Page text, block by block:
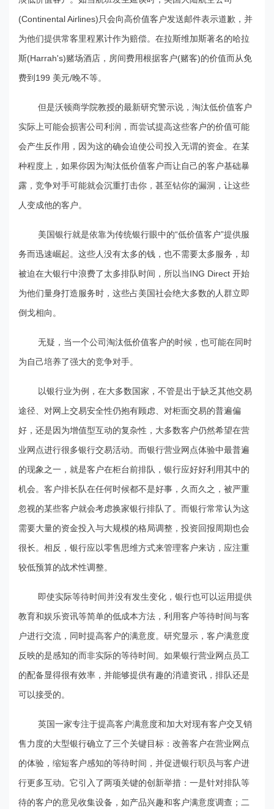
(Continental Airlines)只会向高价值客户发送邮件表示道歉，并
为他们提供常客里程累计作为赔偿。在拉斯维加斯著名的哈拉
斯(Harrah's)赌场酒店，房间费用根据客户(赌客)的价值而从免
费到199 美元/晚不等。
但是沃顿商学院教授的最新研究警示说，淘汰低价值客户
实际上可能会损害公司利润，而尝试提高这些客户的价值可能
会产生反作用，因为这的确会迫使公司投入无谓的资金。在某
种程度上，如果你因为淘汰低价值客户而让自己的客户基础暴
露，竞争对手可能就会沉重打击你，甚至钻你的漏洞，让这些
人变成他的客户。
美国银行就是依靠为传统银行眼中的“低价值客户”提供服
务而迅速崛起。这些人没有太多的钱，也不需要太多服务，却
被迫在大银行中浪费了太多排队时间，所以当ING Direct 开始
为他们量身打造服务时，这些占美国社会绝大多数的人群立即
倒戈相向。
无疑，当一个公司淘汰低价值客户的时候，也可能在同时
为自己培养了强大的竞争对手。
以银行业为例，在大多数国家，不管是出于缺乏其他交易
途径、对网上交易安全性仍抱有顾虑、对柜面交易的普遍偏
好，还是因为增值型互动的复杂性，大多数客户仍然希望在营
业网点进行很多银行交易活动。而银行营业网点体验中最普遍
的现象之一，就是客户在柜台前排队，银行应好好利用其中的
机会。客户排长队在任何时候都不是好事，久而久之，被严重
忽视的某些客户就会考虑换家银行排队了。而银行常常认为这
需要大量的资金投入与大规模的格局调整，投资回报周期也会
很长。相反，银行应以零售思维方式来管理客户来访，应注重
较低预算的战术性调整。
即使实际等待时间并没有发生变化，银行也可以运用提供
教育和娱乐资讯等简单的低成本方法，利用客户等待时间与客
户进行交流，同时提高客户的满意度。研究显示，客户满意度
反映的是感知的而非实际的等待时间。如果银行营业网点员工
的配备显得很有效率，并能够提供有趣的消遣资讯，排队还是
可以接受的。
英国一家专注于提高客户满意度和加大对现有客户交叉销
售力度的大型银行确立了三个关键目标：改善客户在营业网点
的体验，缩短客户感知的等待时间，并促进银行职员与客户进
行更多互动。它引入了两项关键的创新举措：一是针对排队等
待的客户的意见收集设备，如产品兴趣和客户满意度调查；二